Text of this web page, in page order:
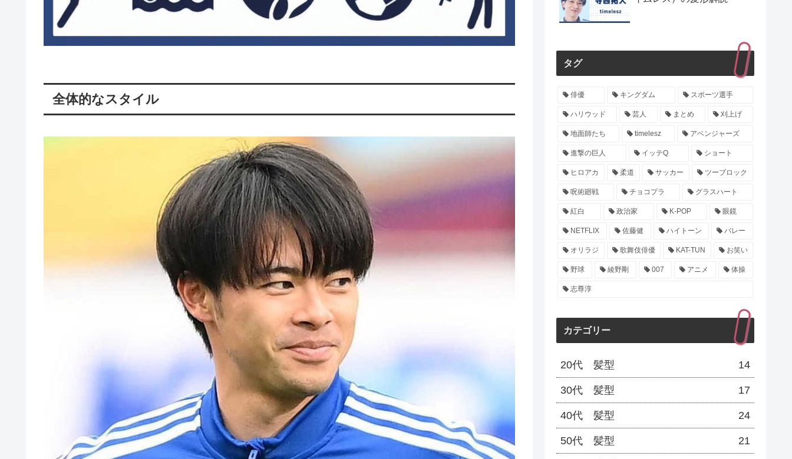
全体的なスタイル
タグ
俳優 キングダム スポーツ選手
ハリウッド 芸人 まとめ 刈上げ
地面師たち timelesz アベンジャーズ
進撃の巨人 イッテQ ショート
ヒロアカ 柔道 サッカー ツーブロック
呪術廻戦 チョコプラ グラスハート
紅白 政治家 K-POP 眼鏡
NETFLIX 佐藤健 ハイトーン バレー
オリラジ 歌舞伎俳優 KAT-TUN お笑い
野球 綾野剛 007 アニメ 体操
志尊淳
カテゴリー
20代 髪型 14
30代 髪型 17
40代 髪型 24
50代 髪型 21